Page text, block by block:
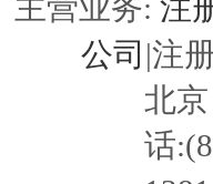
主营业务:
公司 |注
北
话